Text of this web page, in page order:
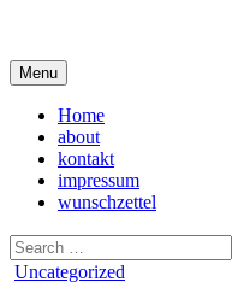
content
Menu
Home
about
kontakt
impressum
wunschzettel
Search
for:
Posted
Uncategorized